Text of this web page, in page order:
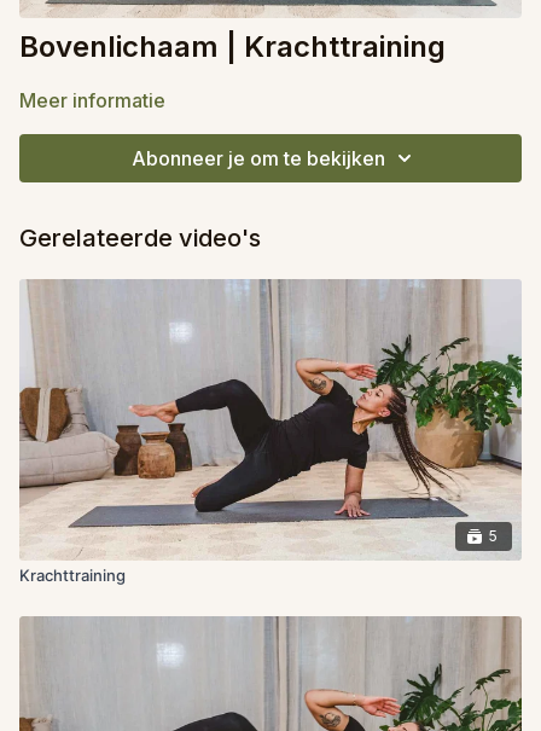
Bovenlichaam | Krachttraining
Meer informatie
Abonneer je om te bekijken
Gerelateerde video's
5
Krachttraining